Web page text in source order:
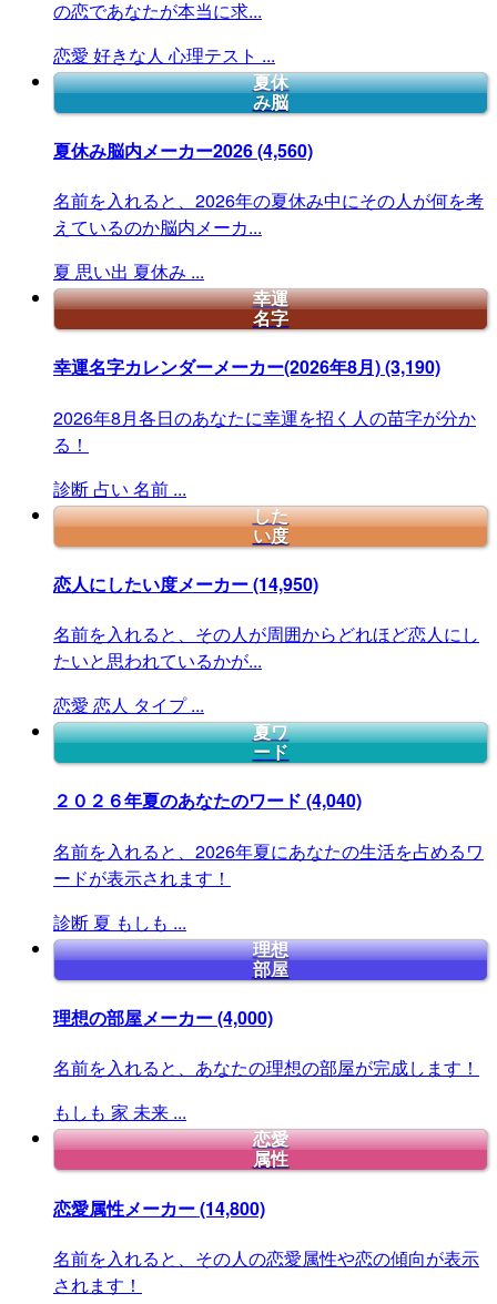
の恋であなたが本当に求...
恋愛 好きな人 心理テスト ...
夏休
み脳
夏休み脳内メーカー2026(4,560)
名前を入れると、2026年の夏休み中にその人が何を考
えているのか脳内メーカ...
夏 思い出 夏休み ...
幸運
名字
幸運名字カレンダーメーカー(2026年8月)(3,190)
2026年8月各日のあなたに幸運を招く人の苗字が分か
る！
診断 占い 名前 ...
した
い度
恋人にしたい度メーカー(14,950)
名前を入れると、その人が周囲からどれほど恋人にし
たいと思われているかが...
恋愛 恋人 タイプ ...
夏ワ
ード
２０２６年夏のあなたのワード (4,040)
名前を入れると、2026年夏にあなたの生活を占めるワ
ードが表示されます！
診断 夏 もしも ...
理想
部屋
理想の部屋メーカー(4,000)
名前を入れると、あなたの理想の部屋が完成します！
もしも 家 未来 ...
恋愛
属性
恋愛属性メーカー(14,800)
名前を入れると、その人の恋愛属性や恋の傾向が表示
されます！